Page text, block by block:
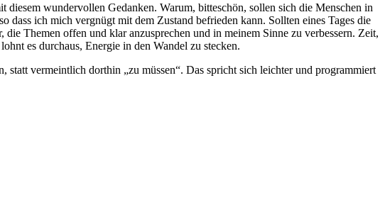
wundervollen Gedanken. Warum, bitteschön, sollen sich die Menschen in
ich mich vergnügt mit dem Zustand befrieden kann. Sollten eines Tages die
Themen offen und klar anzusprechen und in meinem Sinne zu verbessern. Zeit,
es durchaus, Energie in den Wandel zu stecken.
vermeintlich dorthin „zu müssen“. Das spricht sich leichter und programmiert